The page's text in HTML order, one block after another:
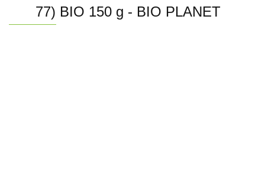
77) BIO 150 g - BIO PLANET